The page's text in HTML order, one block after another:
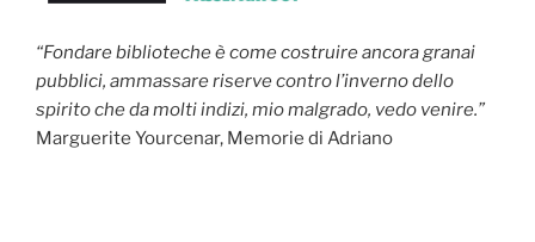
“Fondare biblioteche è come costruire ancora granai
pubblici, ammassare riserve contro l’inverno dello
spirito che da molti indizi, mio malgrado, vedo venire.”
Marguerite Yourcenar, Memorie di Adriano